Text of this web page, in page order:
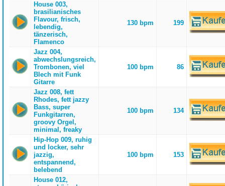
House 003,
brasilianisches
Flavour, frisch,
lebendig,
tänzerisch,
Flamenco
130 bpm 199
Jazz 004,
abwechslungsreich,
Trombonen, viel
Blech mit Funk
Gitarre
100 bpm 86
Jazz 008, fett
Rhodes, fett jazzy
Bass, super
Funkgitarren,
groovy Orgel,
minimal, freaky
100 bpm 134
Hip-Hop 009, ruhig
und locker, sehr
jazzig,
entspannend,
belebend
100 bpm 153
House 012,